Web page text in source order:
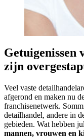
Getuigenissen
zijn
Veel vaste
afgerond en maken nu
franchisenetwerk.
detailhandel, andere in
gebieden. Wat hebben
mannen, vrouwen en